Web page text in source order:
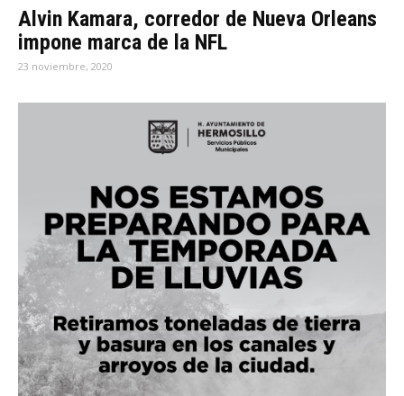
Alvin Kamara, corredor de Nueva Orleans
impone marca de la NFL
23 noviembre, 2020